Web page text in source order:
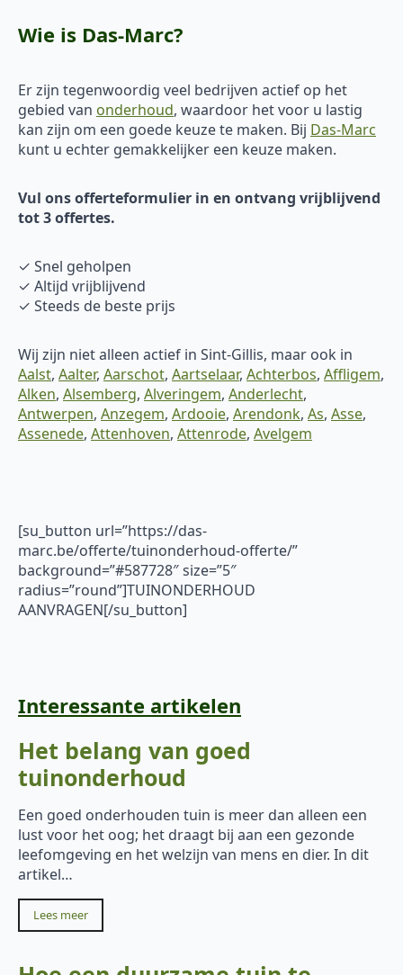
Wie is Das-Marc?
Er zijn tegenwoordig veel bedrijven actief op het
gebied van onderhoud, waardoor het voor u lastig
kan zijn om een goede keuze te maken. Bij Das-Marc
kunt u echter gemakkelijker een keuze maken.
Vul ons offerteformulier in en ontvang vrijblijvend
tot 3 offertes.
✓ Snel geholpen
✓ Altijd vrijblijvend
✓ Steeds de beste prijs
Wij zijn niet alleen actief in Sint-Gillis, maar ook in
Aalst, Aalter, Aarschot, Aartselaar, Achterbos, Affligem,
Alken, Alsemberg, Alveringem, Anderlecht,
Antwerpen, Anzegem, Ardooie, Arendonk, As, Asse,
Assenede, Attenhoven, Attenrode, Avelgem
[su_button url=”https://das-
marc.be/offerte/tuinonderhoud-offerte/”
background=”#587728″ size=”5″
radius=”round”]TUINONDERHOUD
AANVRAGEN[/su_button]
Interessante artikelen
Het belang van goed
tuinonderhoud
Een goed onderhouden tuin is meer dan alleen een
lust voor het oog; het draagt bij aan een gezonde
leefomgeving en het welzijn van mens en dier. In dit
artikel…
Lees meer